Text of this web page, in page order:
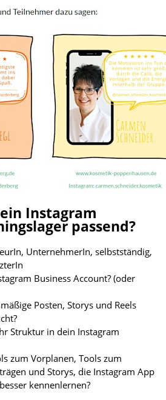
Instagram
passend?
UnternehmerIn, selbstständig,
Business Account? (oder
Posten, Storys und Reels
Struktur in dein Instagram
zum Vorplanen, Tools zum
und Storys, die Instagram App
kennenlernen?